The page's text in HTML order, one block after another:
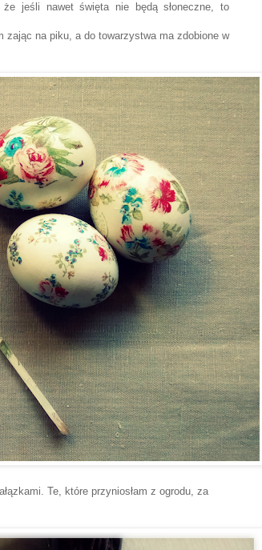
jeśli nawet święta nie będą słoneczne, to
zając na piku, a do towarzystwa ma zdobione w
Te, które przyniosłam z ogrodu, za